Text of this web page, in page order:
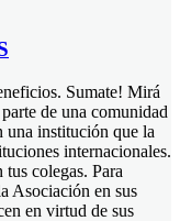
Sumate! Mirá
de una comunidad
una institución que la
internacionales.
colegas. Para
Asociación en sus
en virtud de sus